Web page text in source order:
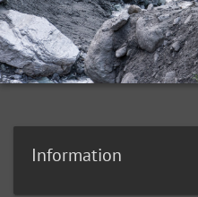
Information